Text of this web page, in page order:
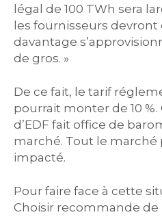
légal de 100 TWh sera
les fournisseurs
davantage
de gros. »
De ce fait, le tarif
pourrait monter de 10 %.
d’EDF fait office de
marché. Tout le
impacté.
Pour faire face à cette
Choisir recommande